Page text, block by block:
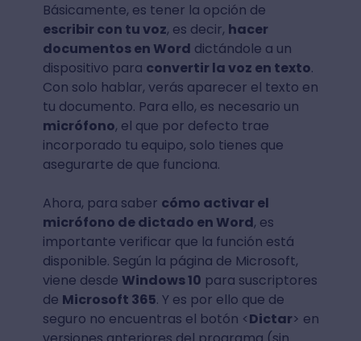
Básicamente, es tener la opción de
escribir con tu voz, es decir, hacer
documentos en Word dictándole a un
dispositivo para convertir la voz en texto.
Con solo hablar, verás aparecer el texto en
tu documento. Para ello, es necesario un
micrófono, el que por defecto trae
incorporado tu equipo, solo tienes que
asegurarte de que funciona.
Ahora, para saber cómo activar el
micrófono de dictado en Word, es
importante verificar que la función está
disponible. Según la página de Microsoft,
viene desde Windows 10 para suscriptores
de Microsoft 365. Y es por ello que de
seguro no encuentras el botón <Dictar> en